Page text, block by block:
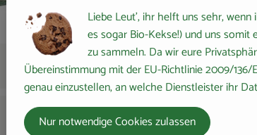
Liebe Leut', ihr helft uns sehr,
es sogar Bio-Kekse!) und uns
zu sammeln. Da wir eure
Übereinstimmung mit der EU-Richtlinie 2009/136/
genau einzustellen, an welche Dienstleister ihr
Nur notwendige Cookies zulassen